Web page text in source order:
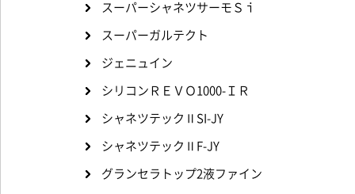
スーパーシャネツサーモＳｉ
スーパーガルテクト
ジェニュイン
シリコンＲＥＶＯ1000-ＩＲ
シャネツテックⅡSI-JY
シャネツテックⅡF-JY
グランセラトップ2液ファイン